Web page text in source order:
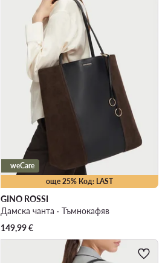
още 25% Код: LAST
weCare
GINO ROSSI
Дамска чанта · Тъмнокафяв
149,99€